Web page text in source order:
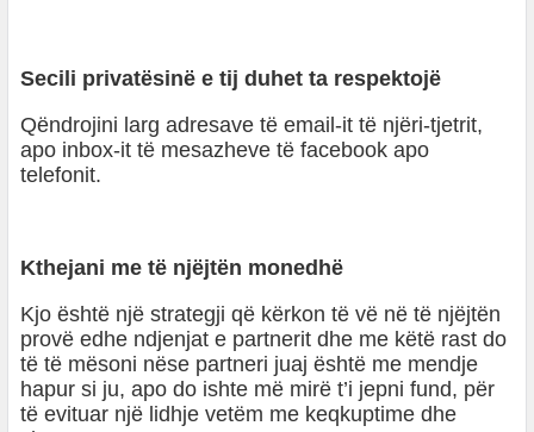
Secili privatësinë e tij duhet ta respektojë
Qëndrojini larg adresave të email-it të njëri-tjetrit,
apo inbox-it të mesazheve të facebook apo
telefonit.
Kthejani me të njëjtën monedhë
Kjo është një strategji që kërkon të vë në të njëjtën
provë edhe ndjenjat e partnerit dhe me këtë rast do
të të mësoni nëse partneri juaj është me mendje
hapur si ju, apo do ishte më mirë t’i jepni fund, për
të evituar një lidhje vetëm me keqkuptime dhe